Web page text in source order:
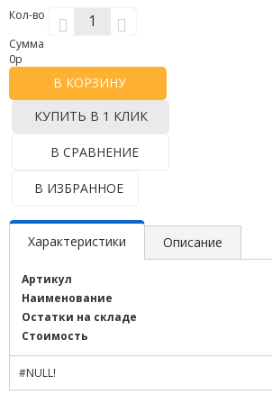
Кол-во
Сумма
0р
В КОРЗИНУ
КУПИТЬ В 1 КЛИК
В СРАВНЕНИЕ
В ИЗБРАННОЕ
Характеристики Описание
Артикул
Наименование
Остатки на складе
Стоимость
#NULL!